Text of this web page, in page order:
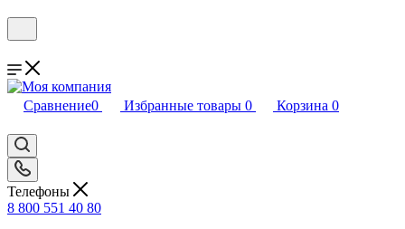
Сравнение0 Избранные товары 0 Корзина 0
Телефоны
8 800 551 40 80